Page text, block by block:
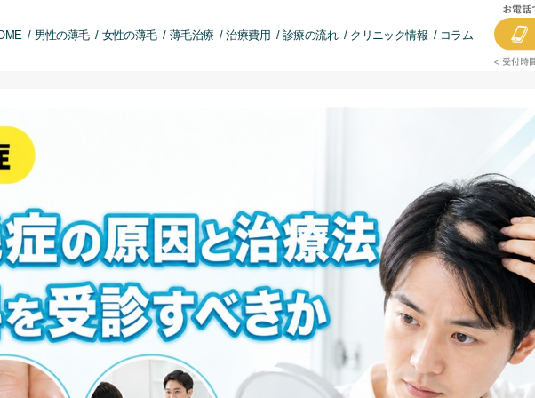
男性の薄毛 女性の薄毛 薄毛治療 治療費用 診療の流れ クリニック情報 コラム